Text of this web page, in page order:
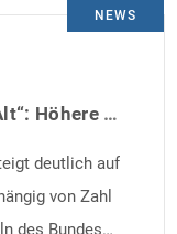
NEWS
KfW-Förderung „Jung kauft Alt“: Höhere Kredite ab August 2026
deutlich auf
von Zahl
des Bundes